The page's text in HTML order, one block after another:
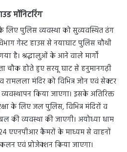
मॉनिटरिंग
पुलिस व्यवस्था को सुव्यवस्थित ढंग
गेस्ट हाउस से नयाघाट पुलिस चौथी
है। श्रद्धालुओं के आने वाले मार्गों
चौक होते हुए सरयू घाट से हनुमानगढ़ी
मंदिर को विभिन्न जोन एवं सेक्टर
किया जाएगा। इसके अतिरिक्त
के लिए जल पुलिस, विभिन्न मंदिरों व
की व्यवस्था की जाएगी। अयोध्या धाम
24 एएनपीआर कैमरों के माध्यम से वाहनों
एवं प्रोजेक्शन किया जाएगा।